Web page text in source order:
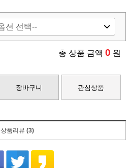
총 상품 금액 0 원
장바구니 관심상품
상품리뷰 (3)